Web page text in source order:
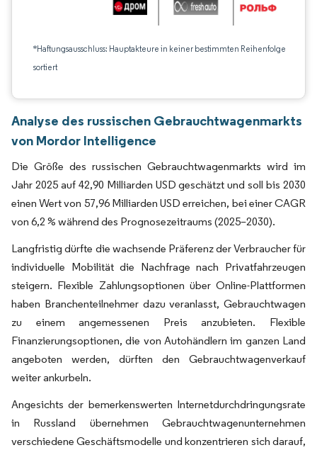
*Haftungsausschluss: Hauptakteure in keiner bestimmten Reihenfolge
sortiert
Analyse des russischen Gebrauchtwagenmarkts
von Mordor Intelligence
Die Größe des russischen Gebrauchtwagenmarkts wird im
Jahr 2025 auf 42,90 Milliarden USD geschätzt und soll bis 2030
einen Wert von 57,96 Milliarden USD erreichen, bei einer CAGR
von 6,2 % während des Prognosezeitraums (2025–2030).
Langfristig dürfte die wachsende Präferenz der Verbraucher für
individuelle Mobilität die Nachfrage nach Privatfahrzeugen
steigern. Flexible Zahlungsoptionen über Online-Plattformen
haben Branchenteilnehmer dazu veranlasst, Gebrauchtwagen
zu einem angemessenen Preis anzubieten. Flexible
Finanzierungsoptionen, die von Autohändlern im ganzen Land
angeboten werden, dürften den Gebrauchtwagenverkauf
weiter ankurbeln.
Angesichts der bemerkenswerten Internetdurchdringungsrate
in Russland übernehmen Gebrauchtwagenunternehmen
verschiedene Geschäftsmodelle und konzentrieren sich darauf,